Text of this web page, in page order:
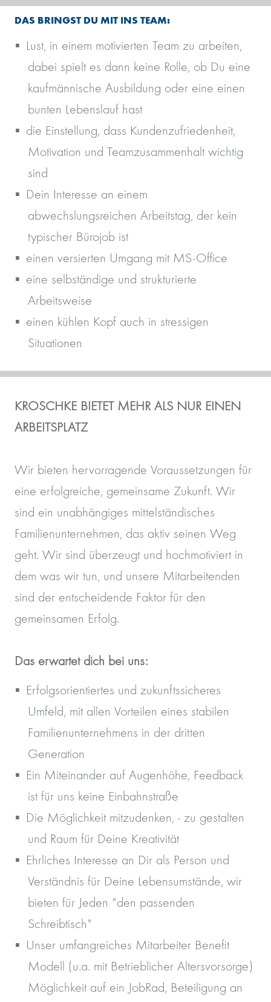
DAS BRINGST DU MIT INS TEAM:
Lust, in einem motivierten Team zu arbeiten,
dabei spielt es dann keine Rolle, ob Du eine
kaufmännische Ausbildung oder eine einen
bunten Lebenslauf hast
die Einstellung, dass Kundenzufriedenheit,
Motivation und Teamzusammenhalt wichtig
sind
Dein Interesse an einem
abwechslungsreichen Arbeitstag, der kein
typischer Bürojob ist
einen versierten Umgang mit MS-Office
eine selbständige und strukturierte
Arbeitsweise
einen kühlen Kopf auch in stressigen
Situationen
KROSCHKE BIETET MEHR ALS NUR EINEN
ARBEITSPLATZ
Wir bieten hervorragende Voraussetzungen für
eine erfolgreiche, gemeinsame Zukunft. Wir
sind ein unabhängiges mittelständisches
Familienunternehmen, das aktiv seinen Weg
geht. Wir sind überzeugt und hochmotiviert in
dem was wir tun, und unsere Mitarbeitenden
sind der entscheidende Faktor für den
gemeinsamen Erfolg.
Das erwartet dich bei uns:
Erfolgsorientiertes und zukunftssicheres
Umfeld, mit allen Vorteilen eines stabilen
Familienunternehmens in der dritten
Generation
Ein Miteinander auf Augenhöhe, Feedback
ist für uns keine Einbahnstraße
Die Möglichkeit mitzudenken, - zu gestalten
und Raum für Deine Kreativität
Ehrliches Interesse an Dir als Person und
Verständnis für Deine Lebensumstände, wir
bieten für Jeden "den passenden
Schreibtisch"
Unser umfangreiches Mitarbeiter Benefit
Modell (u.a. mit Betrieblicher Altersvorsorge)
Möglichkeit auf ein JobRad, Beteiligung an